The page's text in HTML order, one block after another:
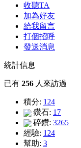
收聽TA
加為好友
給我留言
打個招呼
發送消息
統計信息
已有 256 人來訪過
積分: 124
鑽石: 17
碎鑽: 3265
經驗: 124
幫助: 3